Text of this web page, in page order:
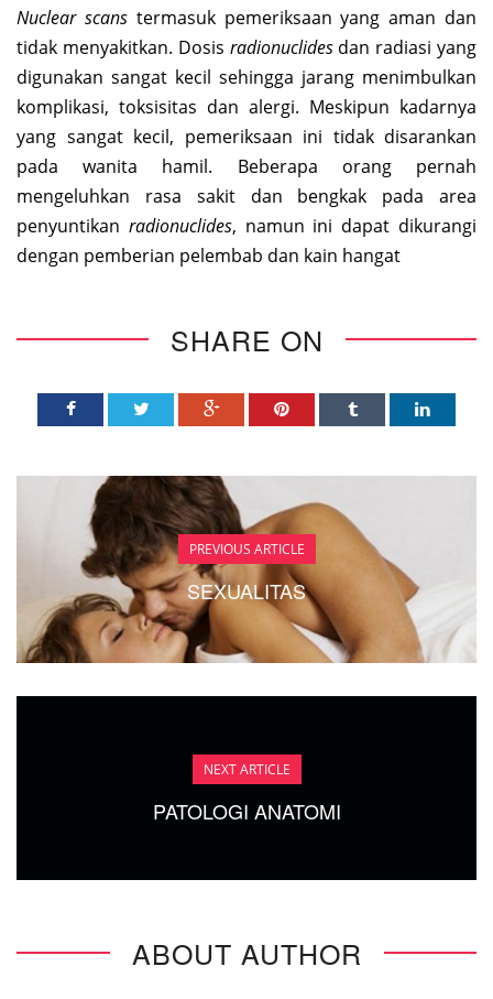
Nuclear scans termasuk pemeriksaan yang aman dan
tidak menyakitkan. Dosis radionuclidesdan radiasi yang
digunakan sangat kecil sehingga jarang menimbulkan
komplikasi, toksisitas dan alergi. Meskipun kadarnya
yang sangat kecil, pemeriksaan ini tidak disarankan
pada wanita hamil. Beberapa orang pernah
mengeluhkan rasa sakit dan bengkak pada area
penyuntikan radionuclides, namun ini dapat dikurangi
dengan pemberian pelembab dan kain hangat
SHARE ON
PREVIOUS ARTICLE
SEXUALITAS
NEXT ARTICLE
PATOLOGI ANATOMI
ABOUT AUTHOR